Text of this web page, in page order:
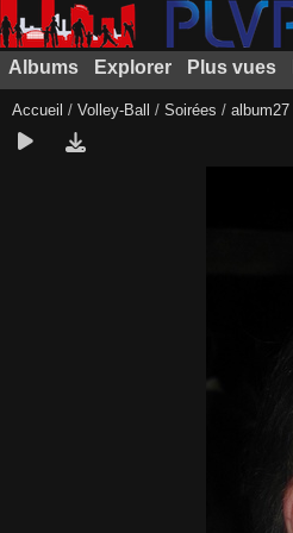
Albums Explorer Plus vues
Accueil / Volley-Ball / Soirées / album27